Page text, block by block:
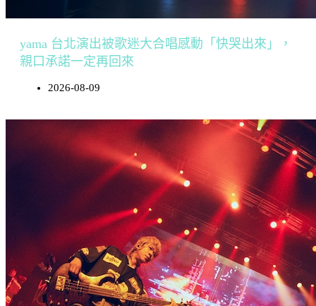
yama 台北演出被歌迷大合唱感動「快哭出來」，
親口承諾一定再回來
2026-08-09